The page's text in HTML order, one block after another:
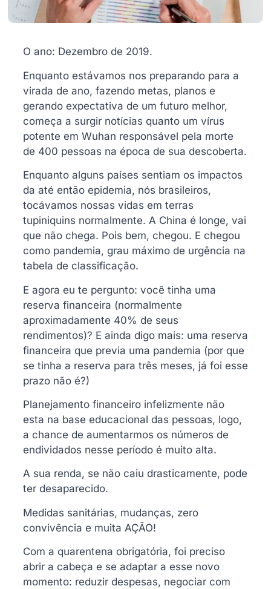
O ano: Dezembro de 2019.
Enquanto estávamos nos preparando para a
virada de ano, fazendo metas, planos e
gerando expectativa de um futuro melhor,
começa a surgir notícias quanto um vírus
potente em Wuhan responsável pela morte
de 400 pessoas na época de sua descoberta.
Enquanto alguns países sentiam os impactos
da até então epidemia, nós brasileiros,
tocávamos nossas vidas em terras
tupiniquins normalmente. A China é longe, vai
que não chega. Pois bem, chegou. E chegou
como pandemia, grau máximo de urgência na
tabela de classificação.
E agora eu te pergunto: você tinha uma
reserva financeira (normalmente
aproximadamente 40% de seus
rendimentos)? E ainda digo mais: uma reserva
financeira que previa uma pandemia (por que
se tinha a reserva para três meses, já foi esse
prazo não é?)
Planejamento financeiro infelizmente não
esta na base educacional das pessoas, logo,
a chance de aumentarmos os números de
endividados nesse período é muito alta.
A sua renda, se não caiu drasticamente, pode
ter desaparecido.
Medidas sanitárias, mudanças, zero
convivência e muita AÇÃO!
Com a quarentena obrigatória, foi preciso
abrir a cabeça e se adaptar a esse novo
momento: reduzir despesas, negociar com